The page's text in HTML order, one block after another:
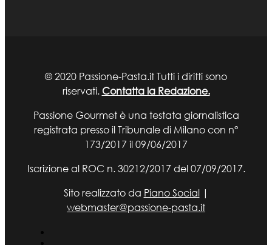
© 2020 Passione-Pasta.it Tutti i diritti sono
riservati. Contatta la Redazione.
Passione Gourmet è una testata giornalistica
registrata presso il Tribunale di Milano con n°
173/2017 il 09/06/2017
Iscrizione al ROC n. 30212/2017 del 07/09/2017.
Sito realizzato da Piano Social|
webmaster@passione-pasta.it